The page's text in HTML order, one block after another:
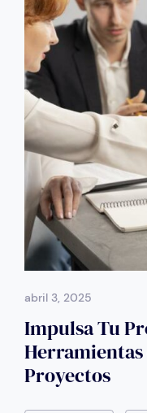
abril 3, 2025
Impulsa Tu
Herramientas
Proyectos